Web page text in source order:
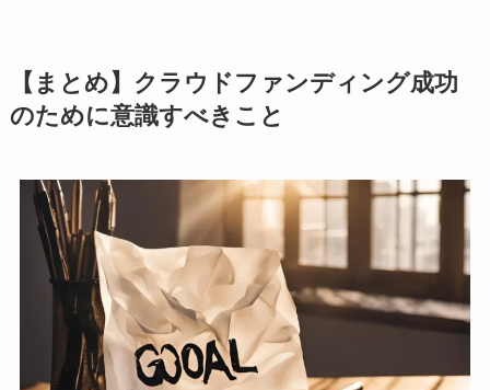
【まとめ】クラウドファンディング成功
のために意識すべきこと